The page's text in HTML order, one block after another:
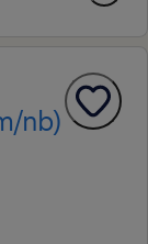
nb)